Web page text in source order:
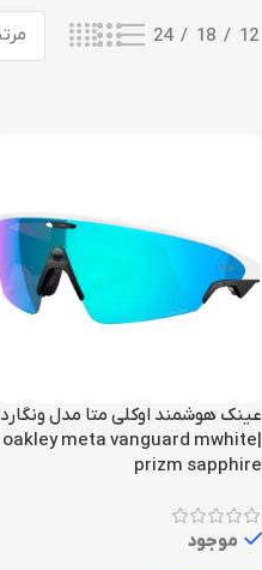
12
18
24
عینک هوشمند اوکلی متا مدل ونگارد
|oakley meta vanguard mwhite
prizm sapphire
موجود